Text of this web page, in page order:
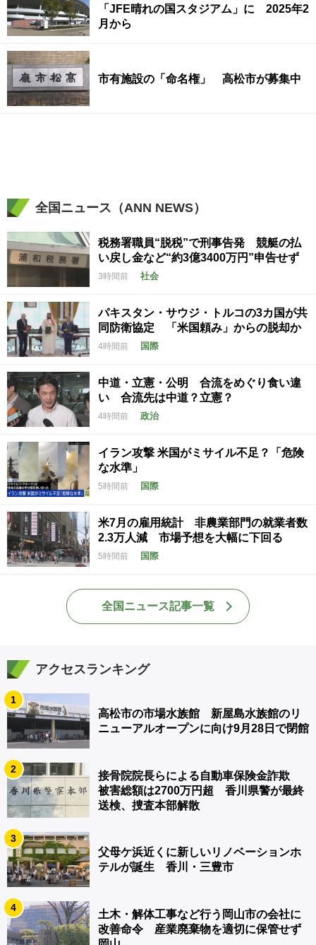
「JFE晴れの国スタジアム」に 2025年2
月から
市有施設の「命名権」 高松市が募集中
全国ニュース（ANN NEWS）
税務署職員“脱税”で刑事告発 競艇の払
い戻し金など“約3億3400万円”申告せず
3時間前 社会
パキスタン・サウジ・トルコの3カ国が共
同防衛協定 「米国頼み」からの脱却か
4時間前 国際
中道・立憲・公明 合流をめぐり食い違
い 合流先は中道？立憲？
4時間前 政治
イラン攻撃 米国がミサイル不足？「危険
な水準」
5時間前 国際
米7月の雇用統計 非農業部門の就業者数
2.3万人減 市場予想を大幅に下回る
5時間前 国際
全国ニュース記事一覧
アクセスランキング
1
高松市の市場水族館 新屋島水族館のリ
ニューアルオープンに向け9月28日で閉館
2
接骨院院長らによる自動車保険金詐欺
被害総額は2700万円超 香川県警が最終
送検、捜査本部解散
3
父母ケ浜近くに新しいリノベーションホ
テルが誕生 香川・三豊市
4
土木・解体工事など行う岡山市の会社に
改善命令 産業廃棄物を適切に保管せず